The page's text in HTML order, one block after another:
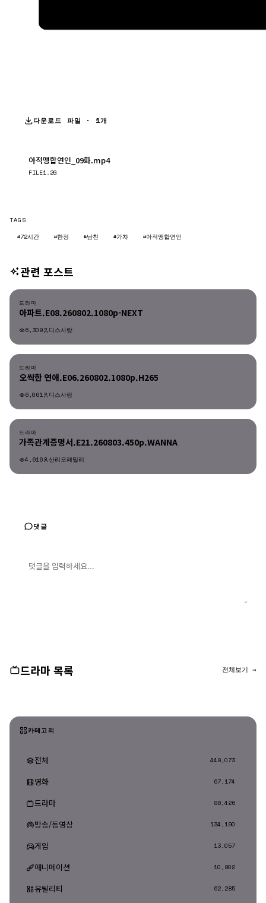
다운로드 파일 · 1개
아적맹합연인_09화.mp4
FILE1.2G
TAGS
#72시간
#한정 #남친 #가챠 #아적맹합연인
관련 포스트
드라마
드라마
아파트.E08.260802.1080p-NEXT
6,309 디스사랑
드라마
드라마
오싹한 연애.E06.260802.1080p.H265
6,061 디스사랑
드라마
드라마
가족관계증명서.E21.260803.450p.WANNA
4,616 산리오패밀리
댓글
드라마 목록 전체보기 →
카테고리
전체 449,073
영화 67,174
드라마 88,426
방송/동영상 134,190
게임 13,057
애니메이션 10,902
유틸리티 62,285